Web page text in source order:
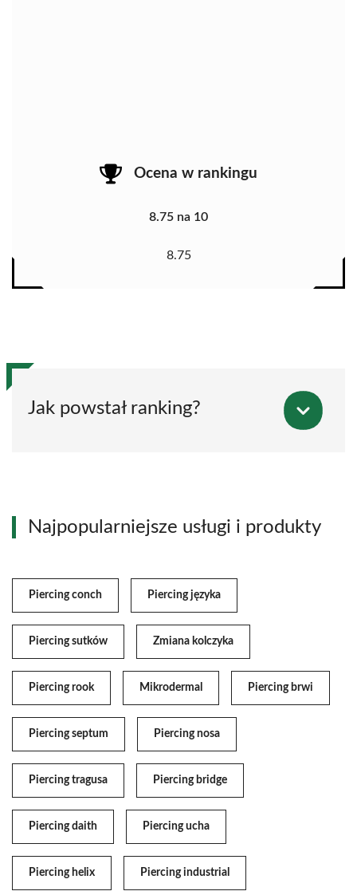
Ocena w rankingu
8.75 na 10
8.75
Jak powstał ranking?
Najpopularniejsze usługi i produkty
Piercing conch Piercing języka
Piercing sutków Zmiana kolczyka
Piercing rook Mikrodermal Piercing brwi
Piercing septum Piercing nosa
Piercing tragusa Piercing bridge
Piercing daith Piercing ucha
Piercing helix Piercing industrial